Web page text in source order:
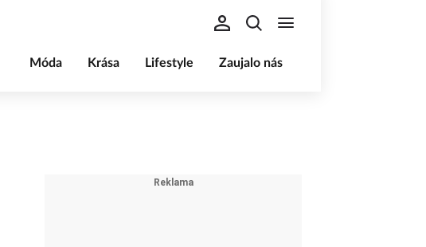
Móda Krása Lifestyle Zaujalo nás